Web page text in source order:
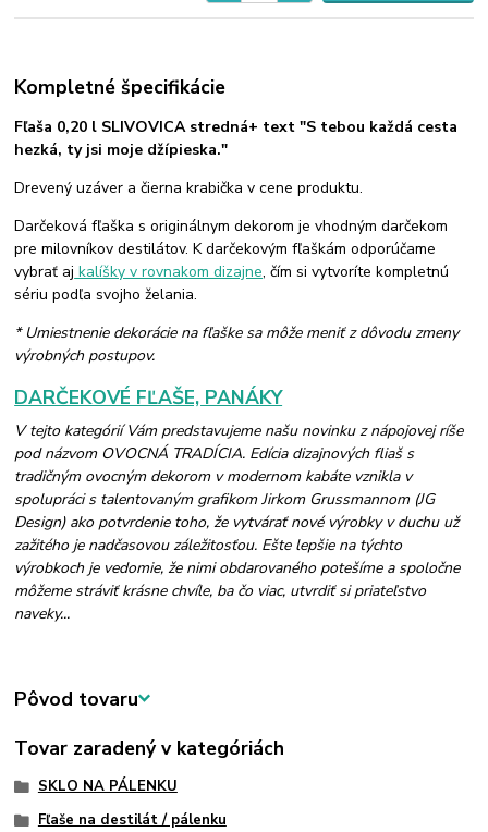
Kompletné špecifikácie
Fľaša 0,20 l SLIVOVICA stredná+ text "S tebou každá cesta
hezká, ty jsi moje džípieska."
Drevený uzáver a čierna krabička v cene produktu.
Darčeková fľaška s originálnym dekorom je vhodným darčekom
pre milovníkov destilátov. K darčekovým fľaškám odporúčame
vybrať aj kalíšky v rovnakom dizajne, čím si vytvoríte kompletnú
sériu podľa svojho želania.
* Umiestnenie dekorácie na fľaške sa môže meniť z dôvodu zmeny
výrobných postupov.
DARČEKOVÉ FĽAŠE, PANÁKY
V tejto kategórií Vám predstavujeme našu novinku z nápojovej ríše
pod názvom OVOCNÁ TRADÍCIA. Edícia dizajnových fliaš s
tradičným ovocným dekorom v modernom kabáte vznikla v
spolupráci s talentovaným grafikom Jirkom Grussmannom (JG
Design) ako potvrdenie toho, že vytvárať nové výrobky v duchu už
zažitého je nadčasovou záležitosťou. Ešte lepšie na týchto
výrobkoch je vedomie, že nimi obdarovaného potešíme a spoločne
môžeme stráviť krásne chvíle, ba čo viac, utvrdiť si priateľstvo
naveky...
Pôvod tovaru
Tovar zaradený v kategóriách
SKLO NA PÁLENKU
Fľaše na destilát / pálenku